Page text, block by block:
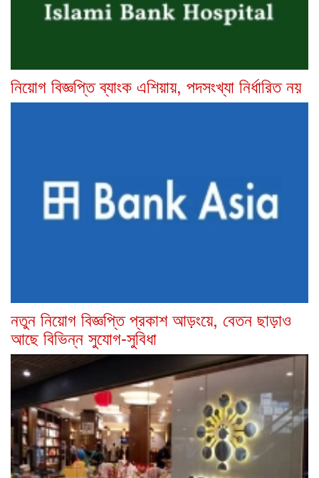
নিয়োগ বিজ্ঞপ্তি ব্যাংক এশিয়ায়, পদসংখ্যা নির্ধারিত নয়
নতুন নিয়োগ বিজ্ঞপ্তি প্রকাশ আড়ংয়ে, বেতন ছাড়াও
আছে বিভিন্ন সুযোগ-সুবিধা